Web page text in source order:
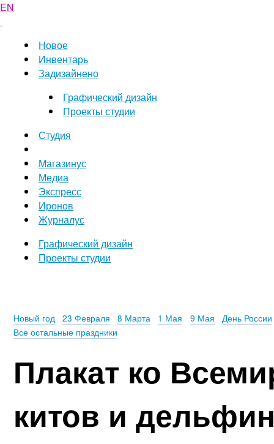
EN
Новое
Инвентарь
Задизайнено
Графический дизайн
Проекты студии
Студия
Магазинус
Медиа
Экспресс
Иронов
Журналус
Графический дизайн
Проекты студии
Новый год 23 Февраля 8 Марта 1 Мая 9 Мая
День России
Все остальные праздники
Плакат ко
китов и